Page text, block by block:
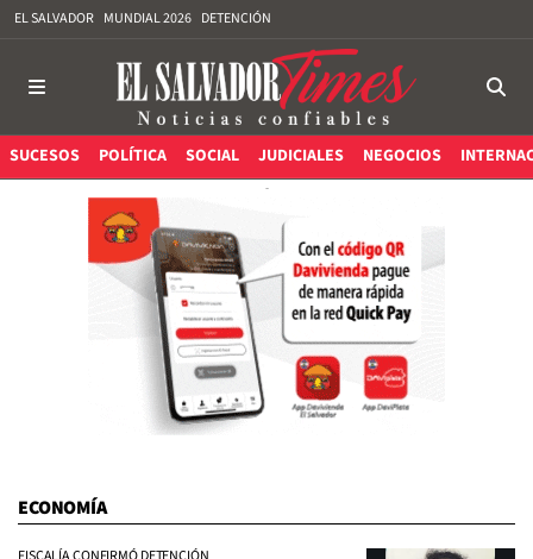
EL SALVADOR MUNDIAL 2026 DETENCIÓN
SUCESOS POLÍTICA SOCIAL JUDICIALES NEGOCIOS
ECONOMÍA